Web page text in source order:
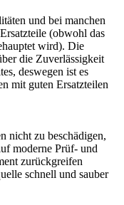
und bei manchen
(obwohl das
wird). Die
die Zuverlässigkeit
deswegen ist es
mit guten Ersatzteilen
nicht zu beschädigen,
moderne Prüf- und
zurückgreifen
schnell und sauber